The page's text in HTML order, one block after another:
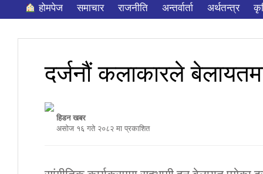
होमपेज समाचार राजनीति अन्तर्वार्ता अर्थतन्त्र
दर्जनौं कलाकारले
हिडन खबर
असाेज १६ गते २०८२ मा प्रकाशित